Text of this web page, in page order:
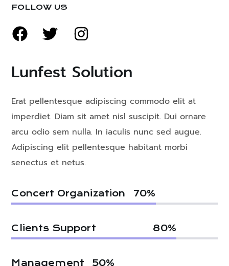
FOLLOW US
Lunfest Solution
Erat pellentesque adipiscing commodo elit at
imperdiet. Diam sit amet nisl suscipit. Dui ornare
arcu odio sem nulla. In iaculis nunc sed augue.
Adipiscing elit pellentesque habitant morbi
senectus et netus.
Concert Organization 70%
Clients Support 80%
Management 50%